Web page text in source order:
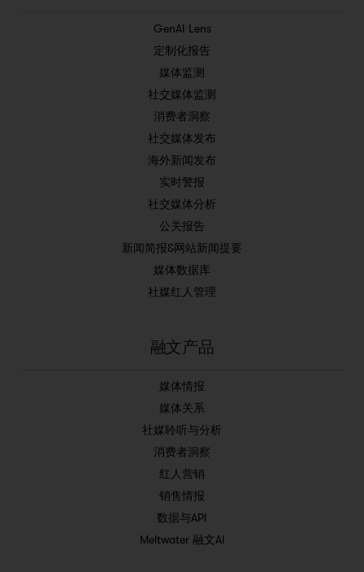
GenAI Lens
定制化报告
媒体监测
社交媒体监测
消费者洞察
社交媒体发布
海外新闻发布
实时警报
社交媒体分析
公关报告
新闻简报&网站新闻提要
媒体数据库
社媒红人管理
融文产品
媒体情报
媒体关系
社媒聆听与分析
消费者洞察
红人营销
销售情报
数据与API
Meltwater 融文AI